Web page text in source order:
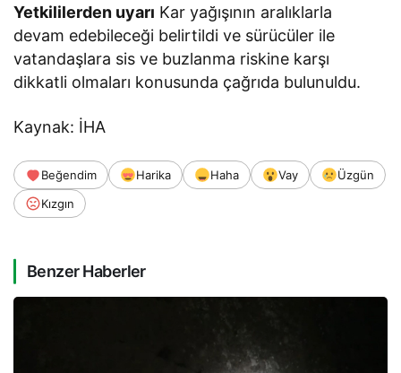
Yetkililerden uyarı Kar yağışının aralıklarla
devam edebileceği belirtildi ve sürücüler ile
vatandaşlara sis ve buzlanma riskine karşı
dikkatli olmaları konusunda çağrıda bulunuldu.
Kaynak: İHA
Beğendim Harika Haha Vay
Üzgün
Kızgın
Benzer Haberler